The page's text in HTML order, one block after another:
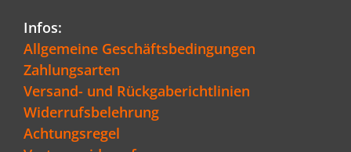
Infos:
Allgemeine Geschäftsbedingungen
Zahlungsarten
Versand- und Rückgaberichtlinien
Widerrufsbelehrung
Achtungsregel